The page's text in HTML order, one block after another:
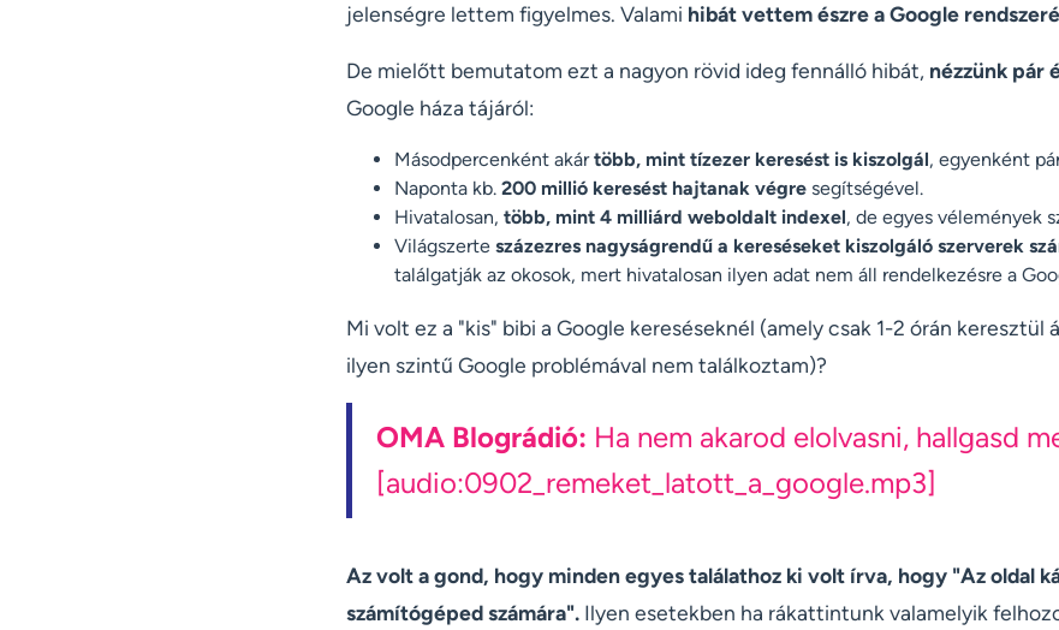
jelenségre lettem figyelmes. Valami hibát vettem észre a Google
De mielőtt bemutatom ezt a nagyon rövid ideg fennálló hibát, nézzünk pár
Google háza tájáról:
Másodpercenként akártöbb, mint tízezer keresést is kiszolgál, egyenként
Naponta kb. 200 millió keresést hajtanak végre segítségével.
Hivatalosan, több, mint 4 milliárd weboldalt indexel, de egyes vélemények
Világszerte százezres nagyságrendű a kereséseket kiszolgáló szerverek
találgatják az okosok, mert hivatalosan ilyen adat nem áll rendelkezésre a
Mi volt ez a "kis" bibi a Google kereséseknél (amely csak 1-2 órán keresztül
ilyen szintű Google problémával nem találkoztam)?
OMA Blográdió: Ha nem akarod elolvasni, hallgasd
[audio:0902_remeket_latott_a_google.mp3]
Az volt a gond, hogy minden egyes találathoz ki volt írva, hogy "Az oldal
számítógéped számára". Ilyen esetekben ha rákattintunk valamelyik